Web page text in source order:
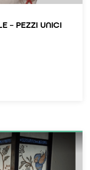
– PEZZI UNICI